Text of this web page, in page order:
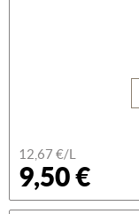
12,67 €/L
9,50 €